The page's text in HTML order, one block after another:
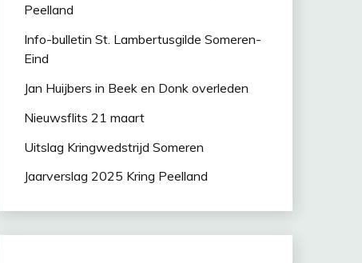
Peelland
Info-bulletin St. Lambertusgilde Someren-
Eind
Jan Huijbers in Beek en Donk overleden
Nieuwsflits 21 maart
Uitslag Kringwedstrijd Someren
Jaarverslag 2025 Kring Peelland